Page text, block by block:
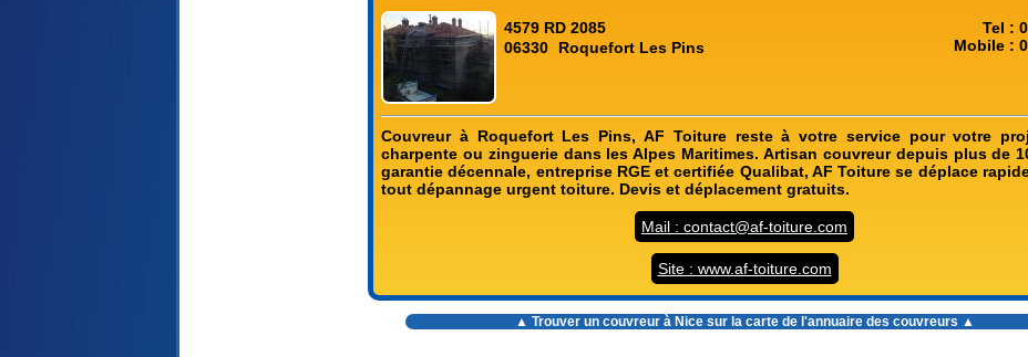
4579 RD 2085
06330
Roquefort Les Pins
Tel :
Mobile :
Couvreur à Roquefort Les Pins, AF Toiture reste à votre service pour votre
charpente ou zinguerie dans les Alpes Maritimes. Artisan couvreur depuis plus de
garantie décennale, entreprise RGE et certifiée Qualibat, AF Toiture se déplace
tout dépannage urgent toiture. Devis et déplacement gratuits.
Mail : contact@af-toiture.com
Site : www.af-toiture.com
▲ Trouver un couvreur à Nicesur la carte de l'annuaire des couvreurs ▲